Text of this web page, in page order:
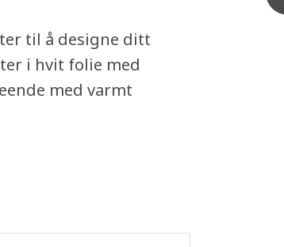
til å designe ditt
i hvit folie med
med varmt